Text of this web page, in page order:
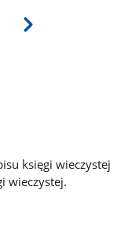
księgi wieczystej
wieczystej.